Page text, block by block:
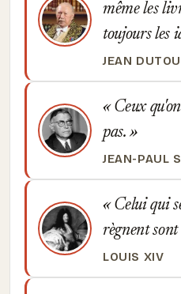
même les
toujours les
JEAN
Ceux
pas.
JEAN-PAUL
Celui qui
règnent
LOUIS XIV